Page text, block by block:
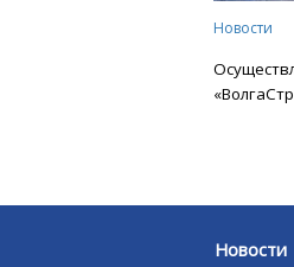
Новости
Новости